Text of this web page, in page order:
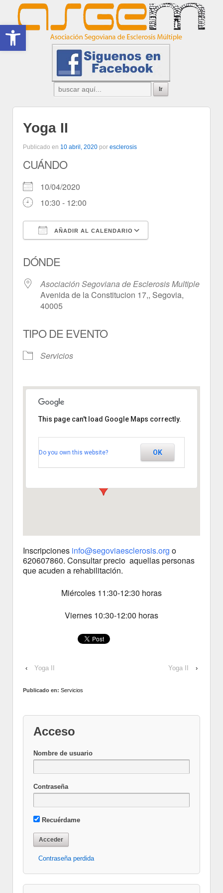
Abrir barra de herramientas
Yoga II
Publicado en 10 abril, 2020 por esclerosis
CUÁNDO
10/04/2020
10:30 - 12:00
AÑADIR AL CALENDARIO
DÓNDE
Asociación Segoviana de Esclerosis Multiple
Avenida de la Constitucion 17,, Segovia,
40005
TIPO DE EVENTO
Servicios
Esclerosis Multiple
Segovia
This page can't load Google Maps correctly.
Do you own this website? OK
Inscripciones info@segoviaesclerosis.org o
620607860. Consultar precio aquellas personas
que acuden a rehabilitación.
Miércoles 11:30-12:30 horas
Viernes 10:30-12:00 horas
‹ Yoga II Yoga II ›
Publicado en: Servicios
Acceso
Nombre de usuario
Contraseña
Recuérdame
Contraseña perdida